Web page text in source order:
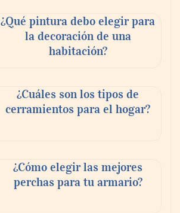
¿Qué pintura debo elegir para
la decoración de una
habitación?
¿Cuáles son los tipos de
cerramientos para el hogar?
¿Cómo elegir las mejores
perchas para tu armario?